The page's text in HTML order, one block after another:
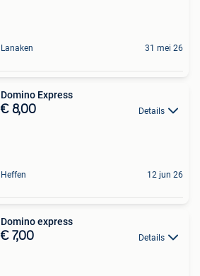
Lanaken 31 mei 26
Domino Express
€ 8,00 Details
Heffen 12 jun 26
Domino express
€ 7,00 Details